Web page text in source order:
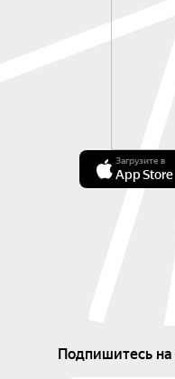
Загрузите в
App Store
Подпишитесь